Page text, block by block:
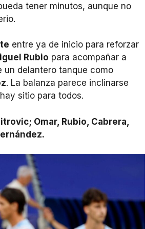
tener minutos, aunque no
entre ya de inicio para reforzar
Rubio para acompañar a
un delantero tanque como
. La balanza parece inclinarse
sitio para todos.
Omar, Rubio, Cabrera,